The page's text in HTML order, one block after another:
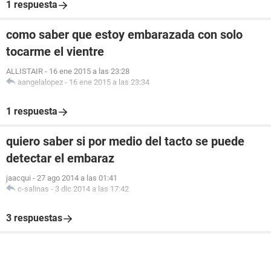
1 respuesta
como saber que estoy embarazada con solo
tocarme el vientre
ALLISTAIR - 16 ene 2015 a las 23:28
aangelalopez - 16 ene 2015 a las 23:34
1 respuesta
quiero saber si por medio del tacto se puede
detectar el embaraz
jaacqui - 27 ago 2014 a las 01:41
c-salinas - 3 dic 2014 a las 17:42
3 respuestas